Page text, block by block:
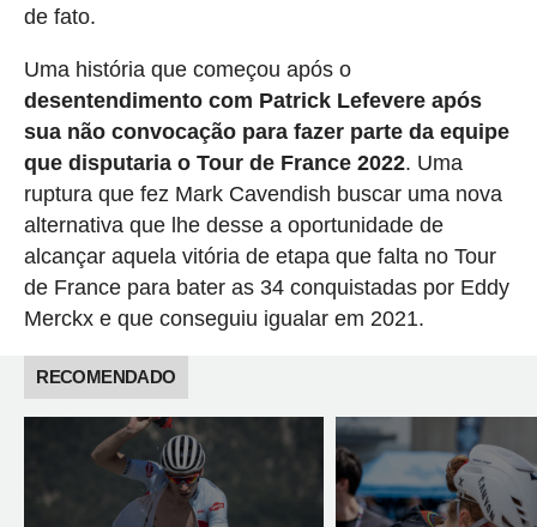
de fato.
Uma história que começou após o
desentendimento com Patrick Lefevere após
sua não convocação para fazer parte da equipe
que disputaria o Tour de France 2022. Uma
ruptura que fez Mark Cavendish buscar uma nova
alternativa que lhe desse a oportunidade de
alcançar aquela vitória de etapa que falta no Tour
de France para bater as 34 conquistadas por Eddy
Merckx e que conseguiu igualar em 2021.
RECOMENDADO